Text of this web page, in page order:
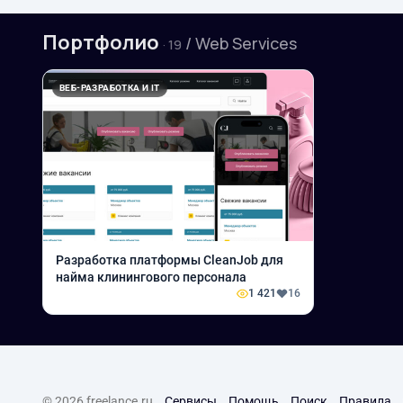
Портфолио · 19 / Web Services
ВЕБ-РАЗРАБОТКА И IT
Разработка платформы CleanJob для
найма клинингового персонала
1 421 16